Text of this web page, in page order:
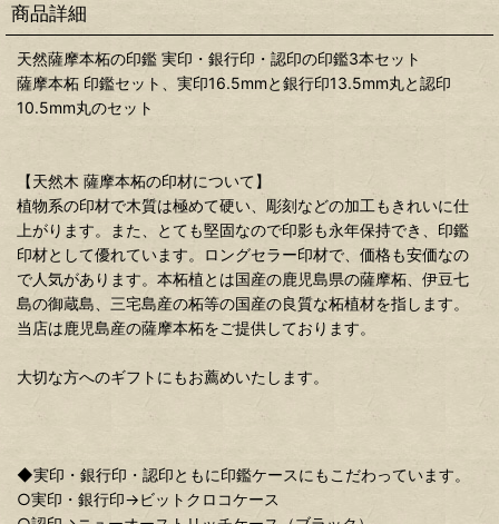
商品詳細
天然薩摩本柘の印鑑 実印・銀行印・認印の印鑑3本セット
薩摩本柘 印鑑セット、実印16.5mmと銀行印13.5mm丸と認印
10.5mm丸のセット
【天然木 薩摩本柘の印材について】
植物系の印材で木質は極めて硬い、彫刻などの加工もきれいに仕
上がります。また、とても堅固なので印影も永年保持でき、印鑑
印材として優れています。ロングセラー印材で、価格も安価なの
で人気があります。本柘植とは国産の鹿児島県の薩摩柘、伊豆七
島の御蔵島、三宅島産の柘等の国産の良質な柘植材を指します。
当店は鹿児島産の薩摩本柘をご提供しております。
大切な方へのギフトにもお薦めいたします。
◆実印・銀行印・認印ともに印鑑ケースにもこだわっています。
○実印・銀行印→ビットクロコケース